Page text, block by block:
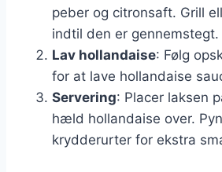
peber og citronsaft. Grill
indtil den er gennemstegt.
Lav hollandaise: Følg
for at lave hollandaise
Servering: Placer laksen
hæld hollandaise over.
krydderurter for ekstra